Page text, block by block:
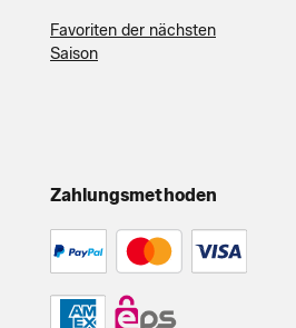
Favoriten der nächsten
Saison
Zahlungsmethoden